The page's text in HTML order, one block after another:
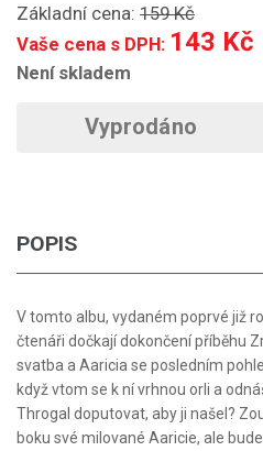
Základní cena: 159 Kč
Vaše cena s DPH: 143 Kč
Není skladem
Vyprodáno
POPIS
V tomto albu, vydaném poprvé již
čtenáři dočkají dokončení příběhu
svatba a Aaricia se posledním
když vtom se k ní vrhnou orli a
Throgal doputovat, aby ji našel?
boku své milované Aaricie, ale